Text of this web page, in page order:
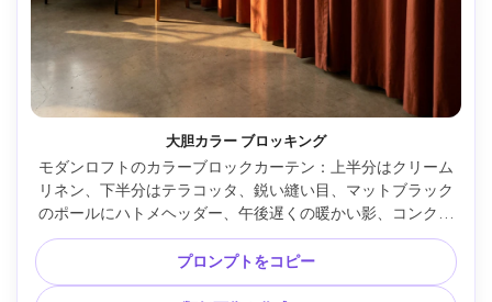
大胆カラー ブロッキング
モダンロフトのカラーブロックカーテン：上半分はクリーム
リネン、下半分はテラコッタ、鋭い縫い目、マットブラック
のポールにハトメヘッダー、午後遅くの暖かい影、コンクリ
ート壁とミニマルな家具、Canon R3・35mm・f/2.8、エディ
トリアルインテリア、ウルトラリアルな生地コントラストと
縫い目 --ar 4:5
プロンプトをコピー